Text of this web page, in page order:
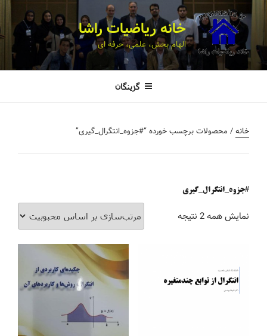
خانه ریاضیات راشا
الهام بخش، علمی، حرفه ای
گزینگان
خانه/ محصولات برچسب خورده “#جزوه_انتگرال_گیری”
#جزوه_انتگرال_گیری
نمایش همه 2 نتیجه